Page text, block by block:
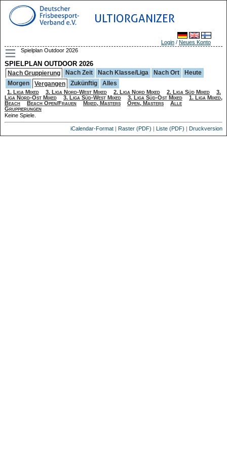
ULTIORGANIZER
Login / Neues Konto
Spielplan Outdoor 2026
SPIELPLAN OUTDOOR 2026
Nach Gruppierung Nach Zeit Nach Klasse/Liga Nach Ort
Heute
Morgen
Vergangen Zukünftig Alles
1. Liga Mixed 3. Liga Nord-West Mixed 2. Liga Nord Mixed 2. Liga Süd Mixed
3.
Liga Nord-Ost Mixed
3. Liga Süd-West Mixed 3. Liga Süd-Ost Mixed
1. Liga Mixed,
Beach
Beach Open/Frauen Mixed, Masters Open, Masters
Alle
Gruppierungen
Keine Spiele.
iCalendar-Format | Raster (PDF) | Liste (PDF) | Druckversion